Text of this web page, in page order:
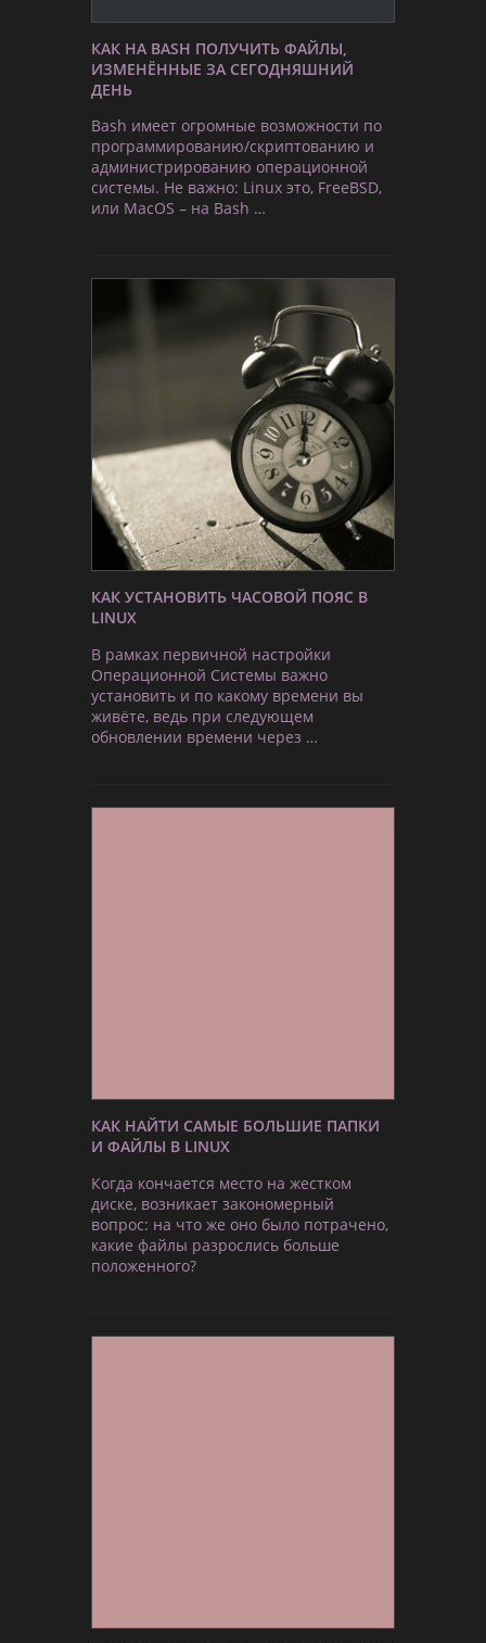
КАК НА BASH ПОЛУЧИТЬ ФАЙЛЫ,
ИЗМЕНЁННЫЕ ЗА СЕГОДНЯШНИЙ
ДЕНЬ
Bash имеет огромные возможности по
программированию/скриптованию и
администрированию операционной
системы. Не важно: Linux это, FreeBSD,
или MacOS – на Bash …
КАК УСТАНОВИТЬ ЧАСОВОЙ ПОЯС В
LINUX
В рамках первичной настройки
Операционной Системы важно
установить и по какому времени вы
живёте, ведь при следующем
обновлении времени через …
КАК НАЙТИ САМЫЕ БОЛЬШИЕ ПАПКИ
И ФАЙЛЫ В LINUX
Когда кончается место на жестком
диске, возникает закономерный
вопрос: на что же оно было потрачено,
какие файлы разрослись больше
положенного?